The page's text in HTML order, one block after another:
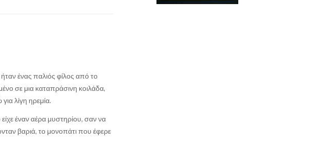
ένας παλιός φίλος από το
σε μια καταπράσινη κοιλάδα,
λίγη ηρεμία.
έναν αέρα μυστηρίου, σαν να
βαριά, το μονοπάτι που έφερε